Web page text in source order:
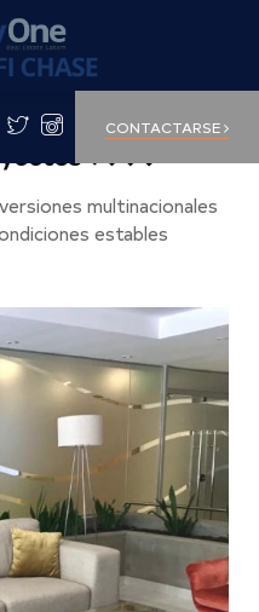
CONTACTARSE
multinacionales
estables